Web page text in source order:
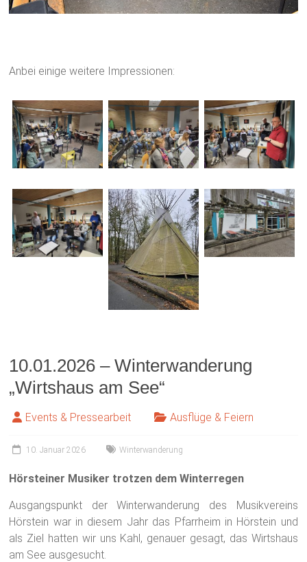
Anbei einige weitere Impressionen:
10.01.2026 – Winterwanderung
„Wirtshaus am See“
Events & Pressearbeit Ausflüge & Feiern
10. Januar 2026 Winterwanderung
Hörsteiner Musiker trotzen dem Winterregen
Ausgangspunkt der Winterwanderung des Musikvereins
Hörstein war in diesem Jahr das Pfarrheim in Hörstein und
als Ziel hatten wir uns Kahl, genauer gesagt, das Wirtshaus
am See ausgesucht.